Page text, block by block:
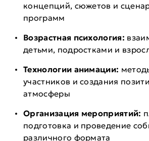
концепций, сюжетов и
программ
Возрастная психология:
детьми, подростками и
Технологии анимации:
участников и создания
атмосферы
Организация мероприятий:
подготовка и проведение
различного формата